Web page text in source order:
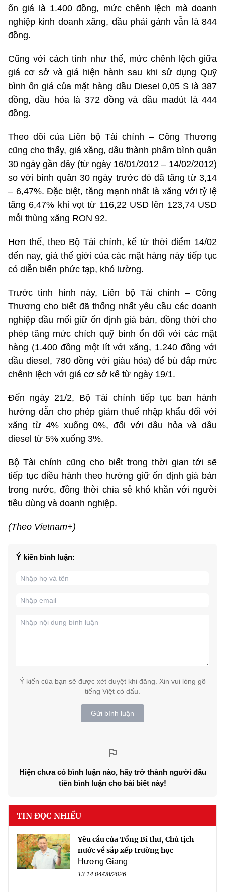
ổn giá là 1.400 đồng, mức chênh lệch mà doanh
nghiệp kinh doanh xăng, dầu phải gánh vẫn là 844
đồng.
Cũng với cách tính như thế, mức chênh lệch giữa
giá cơ sở và giá hiện hành sau khi sử dụng Quỹ
bình ổn giá của mặt hàng dầu Diesel 0,05 S là 387
đồng, dầu hỏa là 372 đồng và dầu madút là 444
đồng.
Theo dõi của Liên bộ Tài chính – Công Thương
cũng cho thấy, giá xăng, dầu thành phẩm bình quân
30 ngày gần đây (từ ngày 16/01/2012 – 14/02/2012)
so với bình quân 30 ngày trước đó đã tăng từ 3,14
– 6,47%. Đặc biệt, tăng mạnh nhất là xăng với tỷ lệ
tăng 6,47% khi vọt từ 116,22 USD lên 123,74 USD
mỗi thùng xăng RON 92.
Hơn thế, theo Bộ Tài chính, kể từ thời điểm 14/02
đến nay, giá thế giới của các mặt hàng này tiếp tục
có diễn biến phức tạp, khó lường.
Trước tình hình này, Liên bộ Tài chính – Công
Thương cho biết đã thống nhất yêu cầu các doanh
nghiệp đầu mối giữ ổn định giá bán, đồng thời cho
phép tăng mức chích quỹ bình ổn đối với các mặt
hàng (1.400 đồng một lít với xăng, 1.240 đồng với
dầu diesel, 780 đồng với giàu hỏa) để bù đắp mức
chênh lệch với giá cơ sở kể từ ngày 19/1.
Đến ngày 21/2, Bộ Tài chính tiếp tục ban hành
hướng dẫn cho phép giảm thuế nhập khẩu đối với
xăng từ 4% xuống 0%, đối với dầu hỏa và dầu
diesel từ 5% xuống 3%.
Bộ Tài chính cũng cho biết trong thời gian tới sẽ
tiếp tục điều hành theo hướng giữ ổn định giá bán
trong nước, đồng thời chia sẻ khó khăn với người
tiều dùng và doanh nghiệp.
(Theo Vietnam+)
Ý kiến bình luận:
Ý kiến của bạn sẽ được xét duyệt khi đăng. Xin vui lòng gõ
tiếng Việt có dấu.
Gửi bình luận
Hiện chưa có bình luận nào, hãy trở thành người đầu
tiên bình luận cho bài biết này!
TIN ĐỌC NHIỀU
Yêu cầu của Tổng Bí thư, Chủ tịch
nước về sắp xếp trường học
Hương Giang
13:14 04/08/2026